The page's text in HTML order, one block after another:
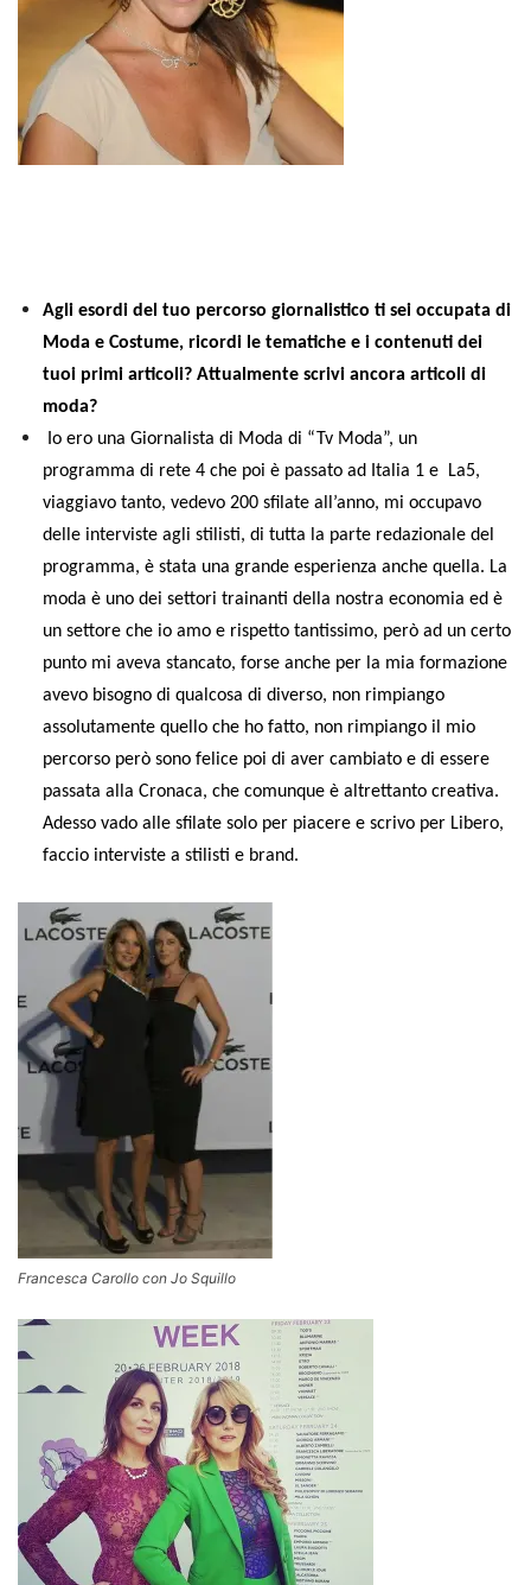
Agli esordi del tuo percorso giornalistico ti sei occupata di
Moda e Costume, ricordi le tematiche e i contenuti dei
tuoi primi articoli? Attualmente scrivi ancora articoli di
moda?
Io ero una Giornalista di Moda di “Tv Moda”, un
programma di rete 4 che poi è passato ad Italia 1 e La5,
viaggiavo tanto, vedevo 200 sfilate all’anno, mi occupavo
delle interviste agli stilisti, di tutta la parte redazionale del
programma, è stata una grande esperienza anche quella. La
moda è uno dei settori trainanti della nostra economia ed è
un settore che io amo e rispetto tantissimo, però ad un certo
punto mi aveva stancato, forse anche per la mia formazione
avevo bisogno di qualcosa di diverso, non rimpiango
assolutamente quello che ho fatto, non rimpiango il mio
percorso però sono felice poi di aver cambiato e di essere
passata alla Cronaca, che comunque è altrettanto creativa.
Adesso vado alle sfilate solo per piacere e scrivo per Libero,
faccio interviste a stilisti e brand.
Francesca Carollo con Jo Squillo